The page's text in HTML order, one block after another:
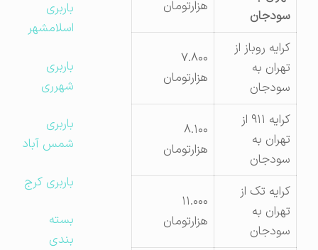
سودجان
هزارتومان
کرایه روباز از
تهران به
سودجان
۷.۸۰۰
هزارتومان
کرایه ۹۱۱ از
تهران به
سودجان
۸.۱۰۰
هزارتومان
کرایه تک از
تهران به
سودجان
۱۱.۰۰۰
هزارتومان
باربری
اسلامشهر
باربری
شهرری
باربری
شمس آباد
باربری کرج
بسته
بندی